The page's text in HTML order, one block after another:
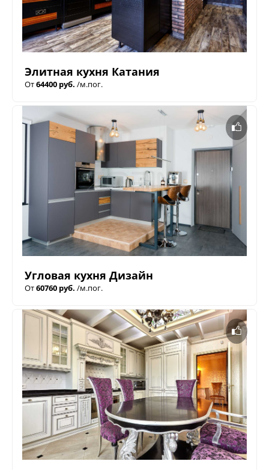
Элитная кухня Катания
От64400 руб. /м.пог.
Угловая кухня Дизайн
От60760 руб. /м.пог.